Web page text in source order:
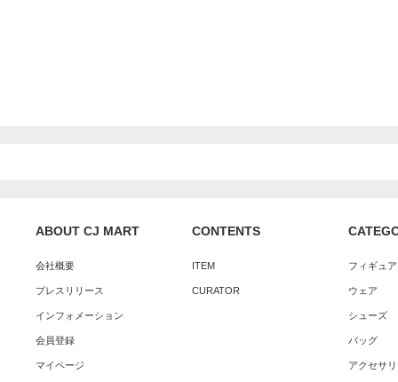
ABOUT CJ MART
会社概要
プレスリリース
インフォメーション
会員登録
マイページ
CONTENTS
ITEM
CURATOR
フィギュ
ウェア
シューズ
バッグ
アクセサ